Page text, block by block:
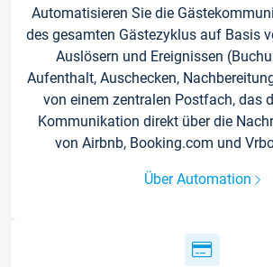
Automatisieren Sie die
des gesamten Gästezyklus auf Basis
Auslösern und Ereignissen
Aufenthalt, Auschecken,
von einem zentralen Postfach, das
Kommunikation direkt über die
von Airbnb, Booking.com und
Über Automation